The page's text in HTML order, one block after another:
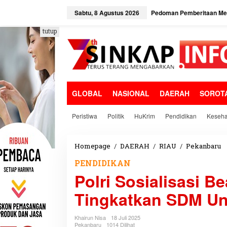
e
k
o
n
t
e
n
Sabtu, 8 Agustus 2026 Pedoman Pemberitaan
GLOBAL NASIONAL DAERAH
Peristiwa Politik HuKrim Pendidikan
tutup
Homepage / DAERAH / RIAU / Pekanbaru
i
o
PENDIDIKAN
Polri Sosialisasi
Tingkatkan SDM
Khairun Nisa
18 Juli 2025
Pekanbaru
1014 Dilihat